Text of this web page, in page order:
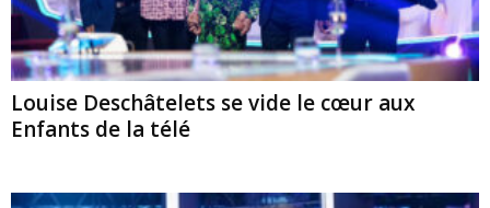
Louise Deschâtelets se vide le cœur aux
Enfants de la télé